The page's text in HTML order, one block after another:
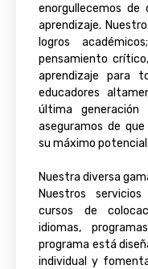
enorgullecemos
aprendizaje.
logros
pensamiento
aprendizaje para
educadores
última
aseguramos de
su máximo potencial.
Nuestra diversa
Nuestros
cursos de
idiomas,
programa está
individual y